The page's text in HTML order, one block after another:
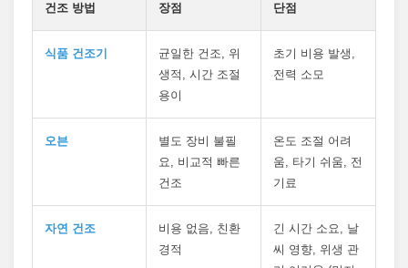
건조 방법 장점 단점
식품 건조기
균일한 건조, 위
생적, 시간 조절
용이
초기 비용 발생,
전력 소모
오븐
별도 장비 불필
요, 비교적 빠른
건조
온도 조절 어려
움, 타기 쉬움, 전
기료
자연 건조
비용 없음, 친환
경적
긴 시간 소요, 날
씨 영향, 위생 관